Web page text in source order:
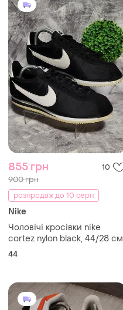
855 грн 10
900 грн
розпродаж до 10 серп
Nike
Чоловічі кросівки nike
cortez nylon black, 44/28 см
44